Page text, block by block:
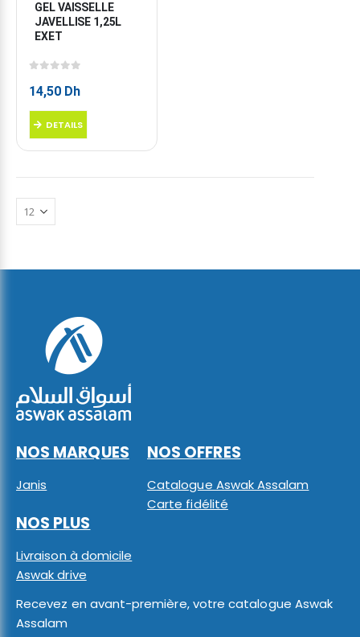
GEL VAISSELLE
JAVELLISE 1,25L
EXET
14,50 Dh
DETAILS
NOS MARQUES
Janis
NOS OFFRES
Catalogue Aswak Assalam
Carte fidélité
NOS PLUS
Livraison à domicile
Aswak drive
Recevez en avant-première, votre catalogue Aswak
Assalam